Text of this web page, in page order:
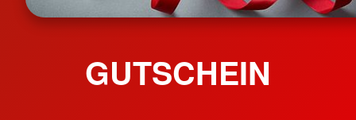
GUTSCHEIN